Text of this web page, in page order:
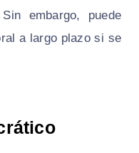
embargo, puede
a largo plazo si se